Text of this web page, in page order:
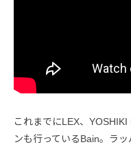
これまでにLEX、
ンも行っているBain。ラ